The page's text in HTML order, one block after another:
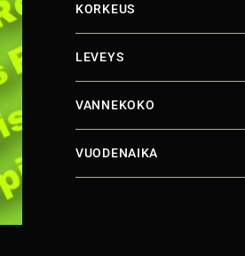
KORKEUS
LEVEYS
VANNEKOKO
VUODENAIKA